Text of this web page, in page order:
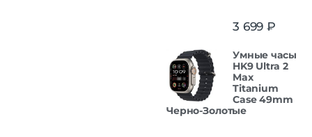
3 699 ₽
Умные часы
HK9 Ultra 2
Max
Titanium
Case 49mm
Черно-Золотые